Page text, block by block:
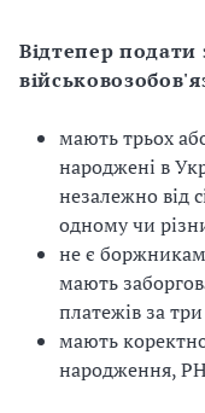
Відтепер
мають трьох
народжені в
незалежно від
одному чи
не є
мають
платежів за
мають
народження,